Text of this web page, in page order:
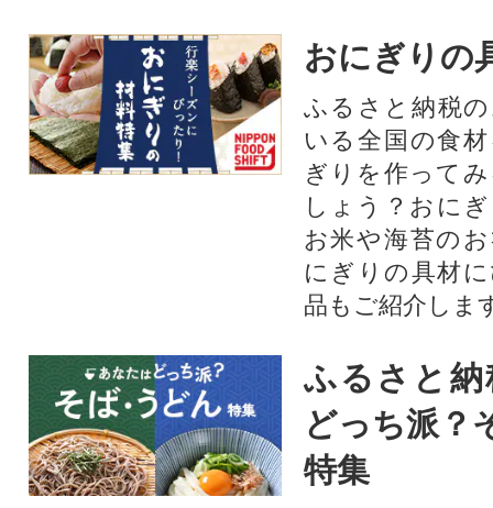
おにぎりの
ふるさと納税
いる全国の食
ぎりを作って
しょう？おに
お米や海苔の
にぎりの具材
品もご紹介しま
ふるさと
どっち派？
特集